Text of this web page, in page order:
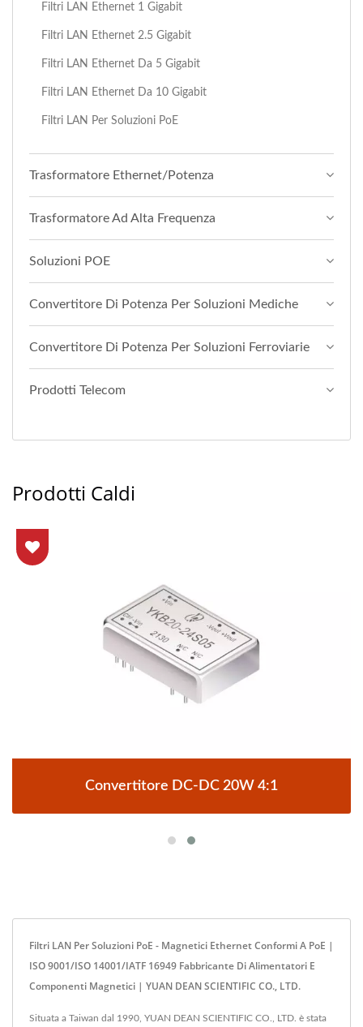
Filtri LAN Ethernet 1 Gigabit
Filtri LAN Ethernet 2.5 Gigabit
Filtri LAN Ethernet Da 5 Gigabit
Filtri LAN Ethernet Da 10 Gigabit
Filtri LAN Per Soluzioni PoE
Trasformatore Ethernet/Potenza
Trasformatore Ad Alta Frequenza
Soluzioni POE
Convertitore Di Potenza Per Soluzioni Mediche
Convertitore Di Potenza Per Soluzioni Ferroviarie
Prodotti Telecom
Prodotti Caldi
Convertitore DC-DC 20W 4:1
Filtri LAN Per Soluzioni PoE - Magnetici Ethernet Conformi A PoE |
ISO 9001/ISO 14001/IATF 16949 Fabbricante Di Alimentatori E
Componenti Magnetici | YUAN DEAN SCIENTIFIC CO., LTD.
Situata a Taiwan dal 1990, YUAN DEAN SCIENTIFIC CO., LTD. è stata